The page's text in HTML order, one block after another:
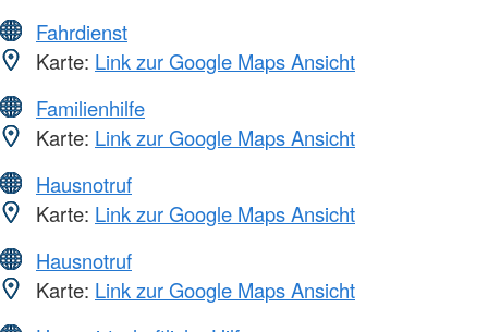
Fahrdienst
Karte: Link zur Google Maps Ansicht
Familienhilfe
Karte: Link zur Google Maps Ansicht
Hausnotruf
Karte: Link zur Google Maps Ansicht
Hausnotruf
Karte: Link zur Google Maps Ansicht